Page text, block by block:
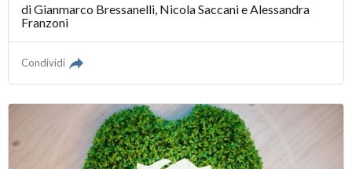
diGianmarco Bressanelli, Nicola SaccanieAlessandra
Franzoni
Condividi